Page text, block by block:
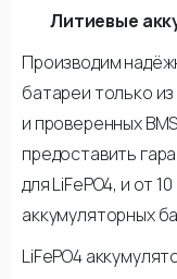
Литиевые
Производим
батареи только
и проверенных
предоставить
для LiFePO4, и от
аккумуляторных
LiFePO4